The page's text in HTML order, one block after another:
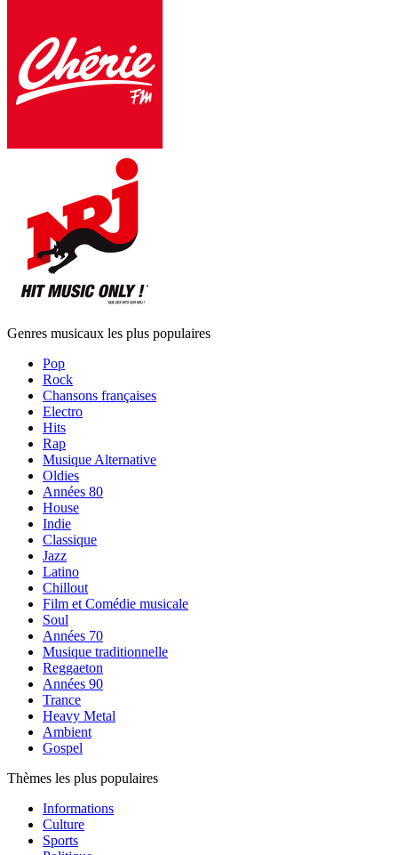
Genres musicaux les plus populaires
Pop
Rock
Chansons françaises
Electro
Hits
Rap
Musique Alternative
Oldies
Années 80
House
Indie
Classique
Jazz
Latino
Chillout
Film et Comédie musicale
Soul
Années 70
Musique traditionnelle
Reggaeton
Années 90
Trance
Heavy Metal
Ambient
Gospel
Thèmes les plus populaires
Informations
Culture
Sports